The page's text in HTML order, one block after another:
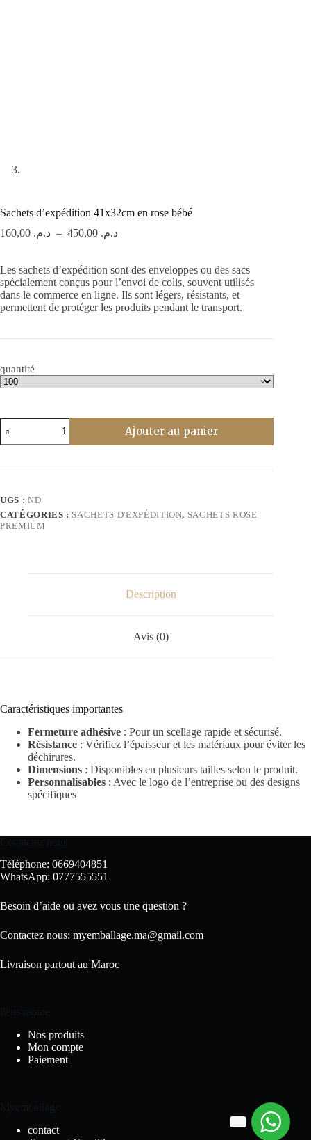
Sachets d’expédition 41x32cm en rose bébé
د.م. – د.م.
د.م. 160,00
à
د.م. 450,00
Les sachets d’expédition sont des enveloppes ou des sacs
spécialement conçus pour l’envoi de colis, souvent utilisés
dans le commerce en ligne. Ils sont légers, résistants, et
permettent de protéger les produits pendant le transport.
quantité
quantité
de
Sachets
bébé
Ajouter au panier
UGS : ND
CATÉGORIES : SACHETS D'EXPÉDITION, SACHETS ROSE
PREMIUM
Description
Avis (0)
Caractéristiques importantes
Fermeture adhésive : Pour un scellage rapide et sécurisé.
Résistance : Vérifiez l’épaisseur et les matériaux pour éviter les
déchirures.
Dimensions : Disponibles en plusieurs tailles selon le produit.
Personnalisables : Avec le logo de l’entreprise ou des designs
spécifiques
Téléphone: 0669404851
WhatsApp: 0777555551
Besoin d’aide ou avez vous une question ?
Contactez nous: myemballage.ma@gmail.com
Livraison partout au Maroc
Nos produits
Mon compte
Paiement
contact